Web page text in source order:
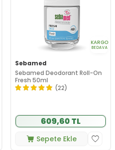
KARGO
BEDAVA
Sebamed
Sebamed Deodorant Roll-On
Fresh 50ml
(22)
609,60 TL
Sepete Ekle